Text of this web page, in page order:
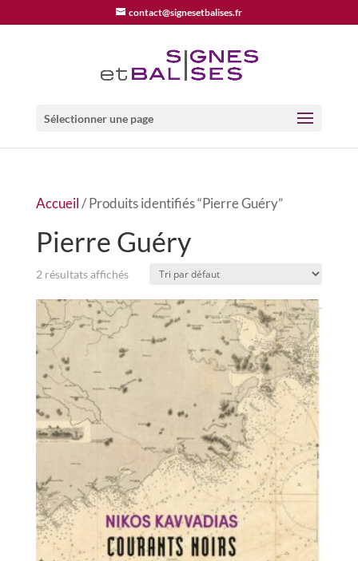
contact@signesetbalises.fr
Sélectionner une page
Accueil/ Produits identifiés “Pierre Guéry”
Pierre Guéry
2 résultats affichés